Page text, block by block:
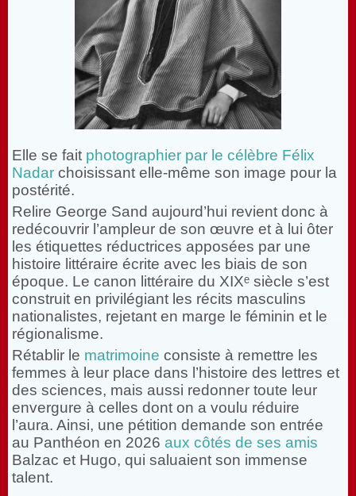
Elle se fait photographier par le célèbre Félix
Nadar choisissant elle-même son image pour la
postérité.
Relire George Sand aujourd’hui revient donc à
redécouvrir l’ampleur de son œuvre et à lui ôter
les étiquettes réductrices apposées par une
histoire littéraire écrite avec les biais de son
époque. Le canon littéraire du XIXᵉ siècle s’est
construit en privilégiant les récits masculins
nationalistes, rejetant en marge le féminin et le
régionalisme.
Rétablir le matrimoine consiste à remettre les
femmes à leur place dans l’histoire des lettres et
des sciences, mais aussi redonner toute leur
envergure à celles dont on a voulu réduire
l’aura. Ainsi, une pétition demande son entrée
au Panthéon en 2026 aux côtés de ses amis
Balzac et Hugo, qui saluaient son immense
talent.